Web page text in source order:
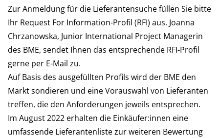
Zur Anmeldung für die Lieferantensuche füllen Sie bitte
Ihr Request For Information-Profil (RFI) aus. Joanna
Chrzanowska, Junior International Project Managerin
des BME, sendet Ihnen das entsprechende RFI-Profil
gerne per E-Mail zu.
Auf Basis des ausgefüllten Profils wird der BME den
Markt sondieren und eine Vorauswahl von Lieferanten
treffen, die den Anforderungen jeweils entsprechen.
Im August 2022 erhalten die Einkäufer:innen eine
umfassende Lieferantenliste zur weiteren Bewertung